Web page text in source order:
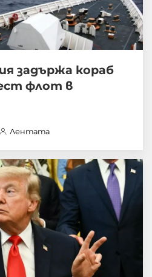
задържа кораб
флот в
Лентата